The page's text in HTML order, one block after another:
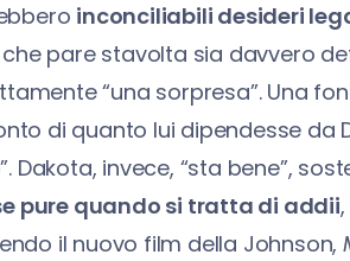
inconciliabili desideri
che pare stavolta sia davvero
“una sorpresa”. Una
di quanto lui dipendesse da
Dakota, invece, “sta bene”,
pure quando si tratta di addii
il nuovo film della Johnson,